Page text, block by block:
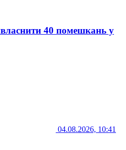
40 помешкань у
04.08.2026, 10:41